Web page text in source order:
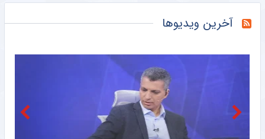
وزیر آلمانی خواستار کنار رفتن اینفانتینو از فیفا شد
سرمربی سابق استقلال در یک‌قدمی نیمکت آفریقای جنوبی
خبرگزاری تابناک واکنش مژده نظری به استوری‌های عجیب + عکس
سرمربی سابق استقلال هدایت تیم ملی آفریقای جنوبی را بر عهده گرفت
آخرین ویدیوها